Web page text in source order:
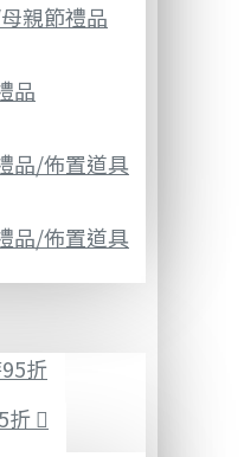
親節禮品
品
品/佈置道具
品/佈置道具
折
折